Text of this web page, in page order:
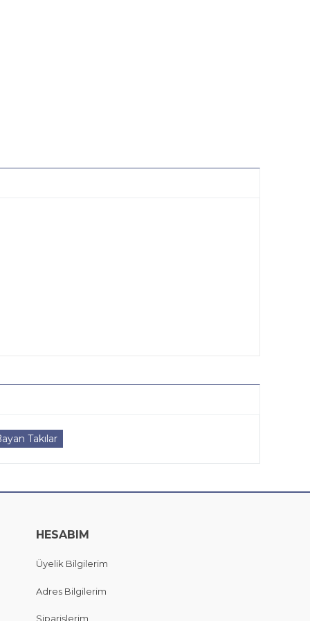
Takılar
HESABIM
Üyelik Bilgilerim
Adres Bilgilerim
Siparişlerim